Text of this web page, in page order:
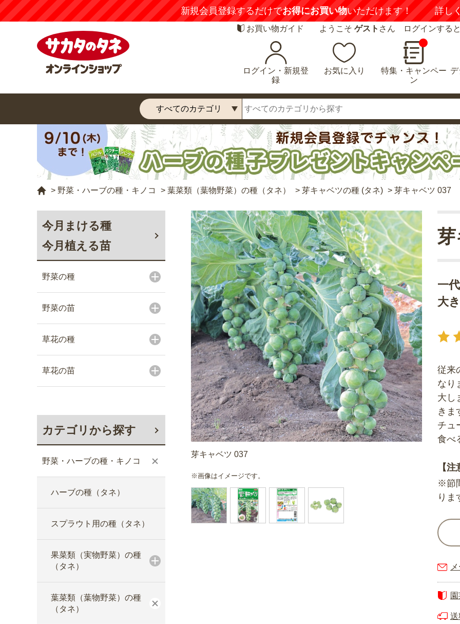
新規会員登録するだけでお得にお買い物いただけます！ 詳し
お買い物ガイド ようこそ ゲスト さん ログインすると
ログイン・新規登
録
お気に入り
特集・キャンペー
ン
> 野菜・ハーブの種・キノコ > 葉菜類（葉物野菜）の種（タネ） > 芽キャベツの種 (タネ) > 芽キャベツ 037
今月まける種
今月植える苗
野菜の種
野菜の苗
草花の種
草花の苗
カテゴリから探す
野菜・ハーブの種・キノコ
ハーブの種（タネ）
スプラウト用の種（タネ）
果菜類（実物野菜）の種
（タネ）
葉菜類（葉物野菜）の種
（タネ）
芽キャベツ 037
※画像はイメージです。
一
大
従来
なり
大し
きま
チュ
食べ
【注
※節
りま
送